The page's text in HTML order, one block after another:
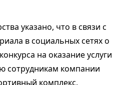
указано, что в связи с
в социальных сетях о
на оказание услуги
сотрудникам компании
комплекс,